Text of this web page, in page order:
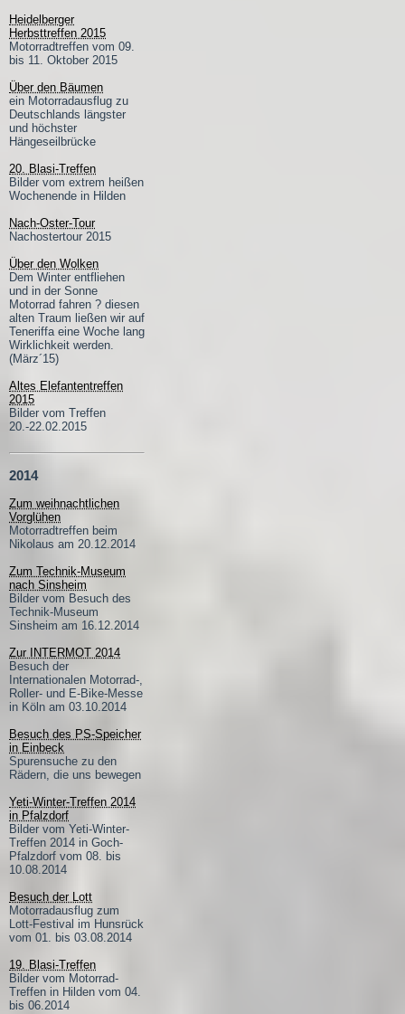
Heidelberger
Herbsttreffen 2015
Motorradtreffen vom 09.
bis 11. Oktober 2015
Über den Bäumen
ein Motorradausflug zu
Deutschlands längster
und höchster
Hängeseilbrücke
20. Blasi-Treffen
Bilder vom extrem heißen
Wochenende in Hilden
Nach-Oster-Tour
Nachostertour 2015
Über den Wolken
Dem Winter entfliehen
und in der Sonne
Motorrad fahren ? diesen
alten Traum ließen wir auf
Teneriffa eine Woche lang
Wirklichkeit werden.
(März´15)
Altes Elefantentreffen
2015
Bilder vom Treffen
20.-22.02.2015
2014
Zum weihnachtlichen
Vorglühen
Motorradtreffen beim
Nikolaus am 20.12.2014
Zum Technik-Museum
nach Sinsheim
Bilder vom Besuch des
Technik-Museum
Sinsheim am 16.12.2014
Zur INTERMOT 2014
Besuch der
Internationalen Motorrad-,
Roller- und E-Bike-Messe
in Köln am 03.10.2014
Besuch des PS-Speicher
in Einbeck
Spurensuche zu den
Rädern, die uns bewegen
Yeti-Winter-Treffen 2014
in Pfalzdorf
Bilder vom Yeti-Winter-
Treffen 2014 in Goch-
Pfalzdorf vom 08. bis
10.08.2014
Besuch der Lott
Motorradausflug zum
Lott-Festival im Hunsrück
vom 01. bis 03.08.2014
19. Blasi-Treffen
Bilder vom Motorrad-
Treffen in Hilden vom 04.
bis 06.2014